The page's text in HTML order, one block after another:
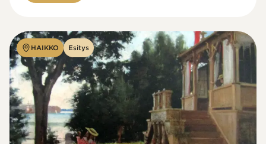
HAIKKO Esitys